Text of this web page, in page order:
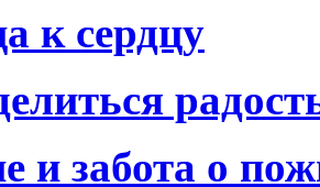
к сердцу
и забота о